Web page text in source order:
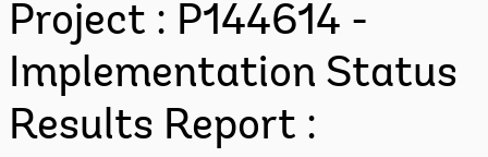
Project : P144614 -
Implementation Status
Results Report :